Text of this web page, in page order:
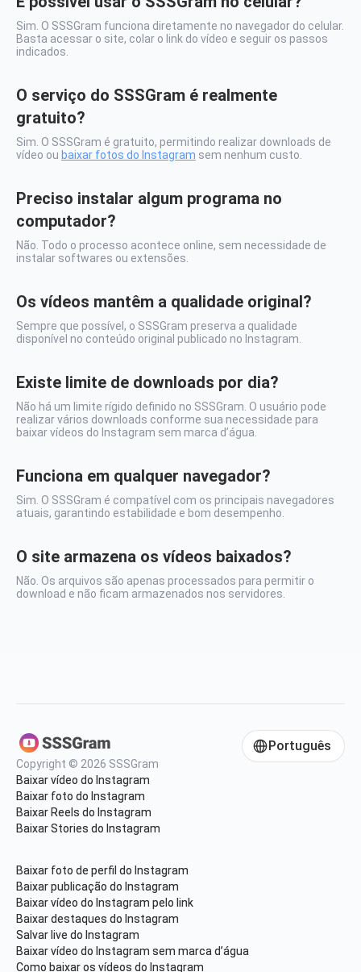
Sim. O SSSGram funciona diretamente no navegador do celular.
Basta acessar o site, colar o link do vídeo e seguir os passos
indicados.
O serviço do SSSGram é realmente
gratuito?
Sim. O SSSGram é gratuito, permitindo realizar downloads de
vídeo ou baixar fotos do Instagram sem nenhum custo.
Preciso instalar algum programa no
computador?
Não. Todo o processo acontece online, sem necessidade de
instalar softwares ou extensões.
Os vídeos mantêm a qualidade original?
Sempre que possível, o SSSGram preserva a qualidade
disponível no conteúdo original publicado no Instagram.
Existe limite de downloads por dia?
Não há um limite rígido definido no SSSGram. O usuário pode
realizar vários downloads conforme sua necessidade para
baixar vídeos do Instagram sem marca d’água.
Funciona em qualquer navegador?
Sim. O SSSGram é compatível com os principais navegadores
atuais, garantindo estabilidade e bom desempenho.
O site armazena os vídeos baixados?
Não. Os arquivos são apenas processados para permitir o
download e não ficam armazenados nos servidores.
Copyright © 2026 SSSGram
Português
Baixar vídeo do Instagram
Baixar foto do Instagram
Baixar Reels do Instagram
Baixar Stories do Instagram
Baixar foto de perfil do Instagram
Baixar publicação do Instagram
Baixar vídeo do Instagram pelo link
Baixar destaques do Instagram
Salvar live do Instagram
Baixar vídeo do Instagram sem marca d’água
Como baixar os vídeos do Instagram